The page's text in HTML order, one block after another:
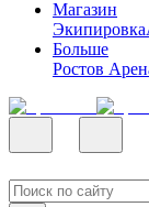
Магазин
Экипировка
Больше
Ростов